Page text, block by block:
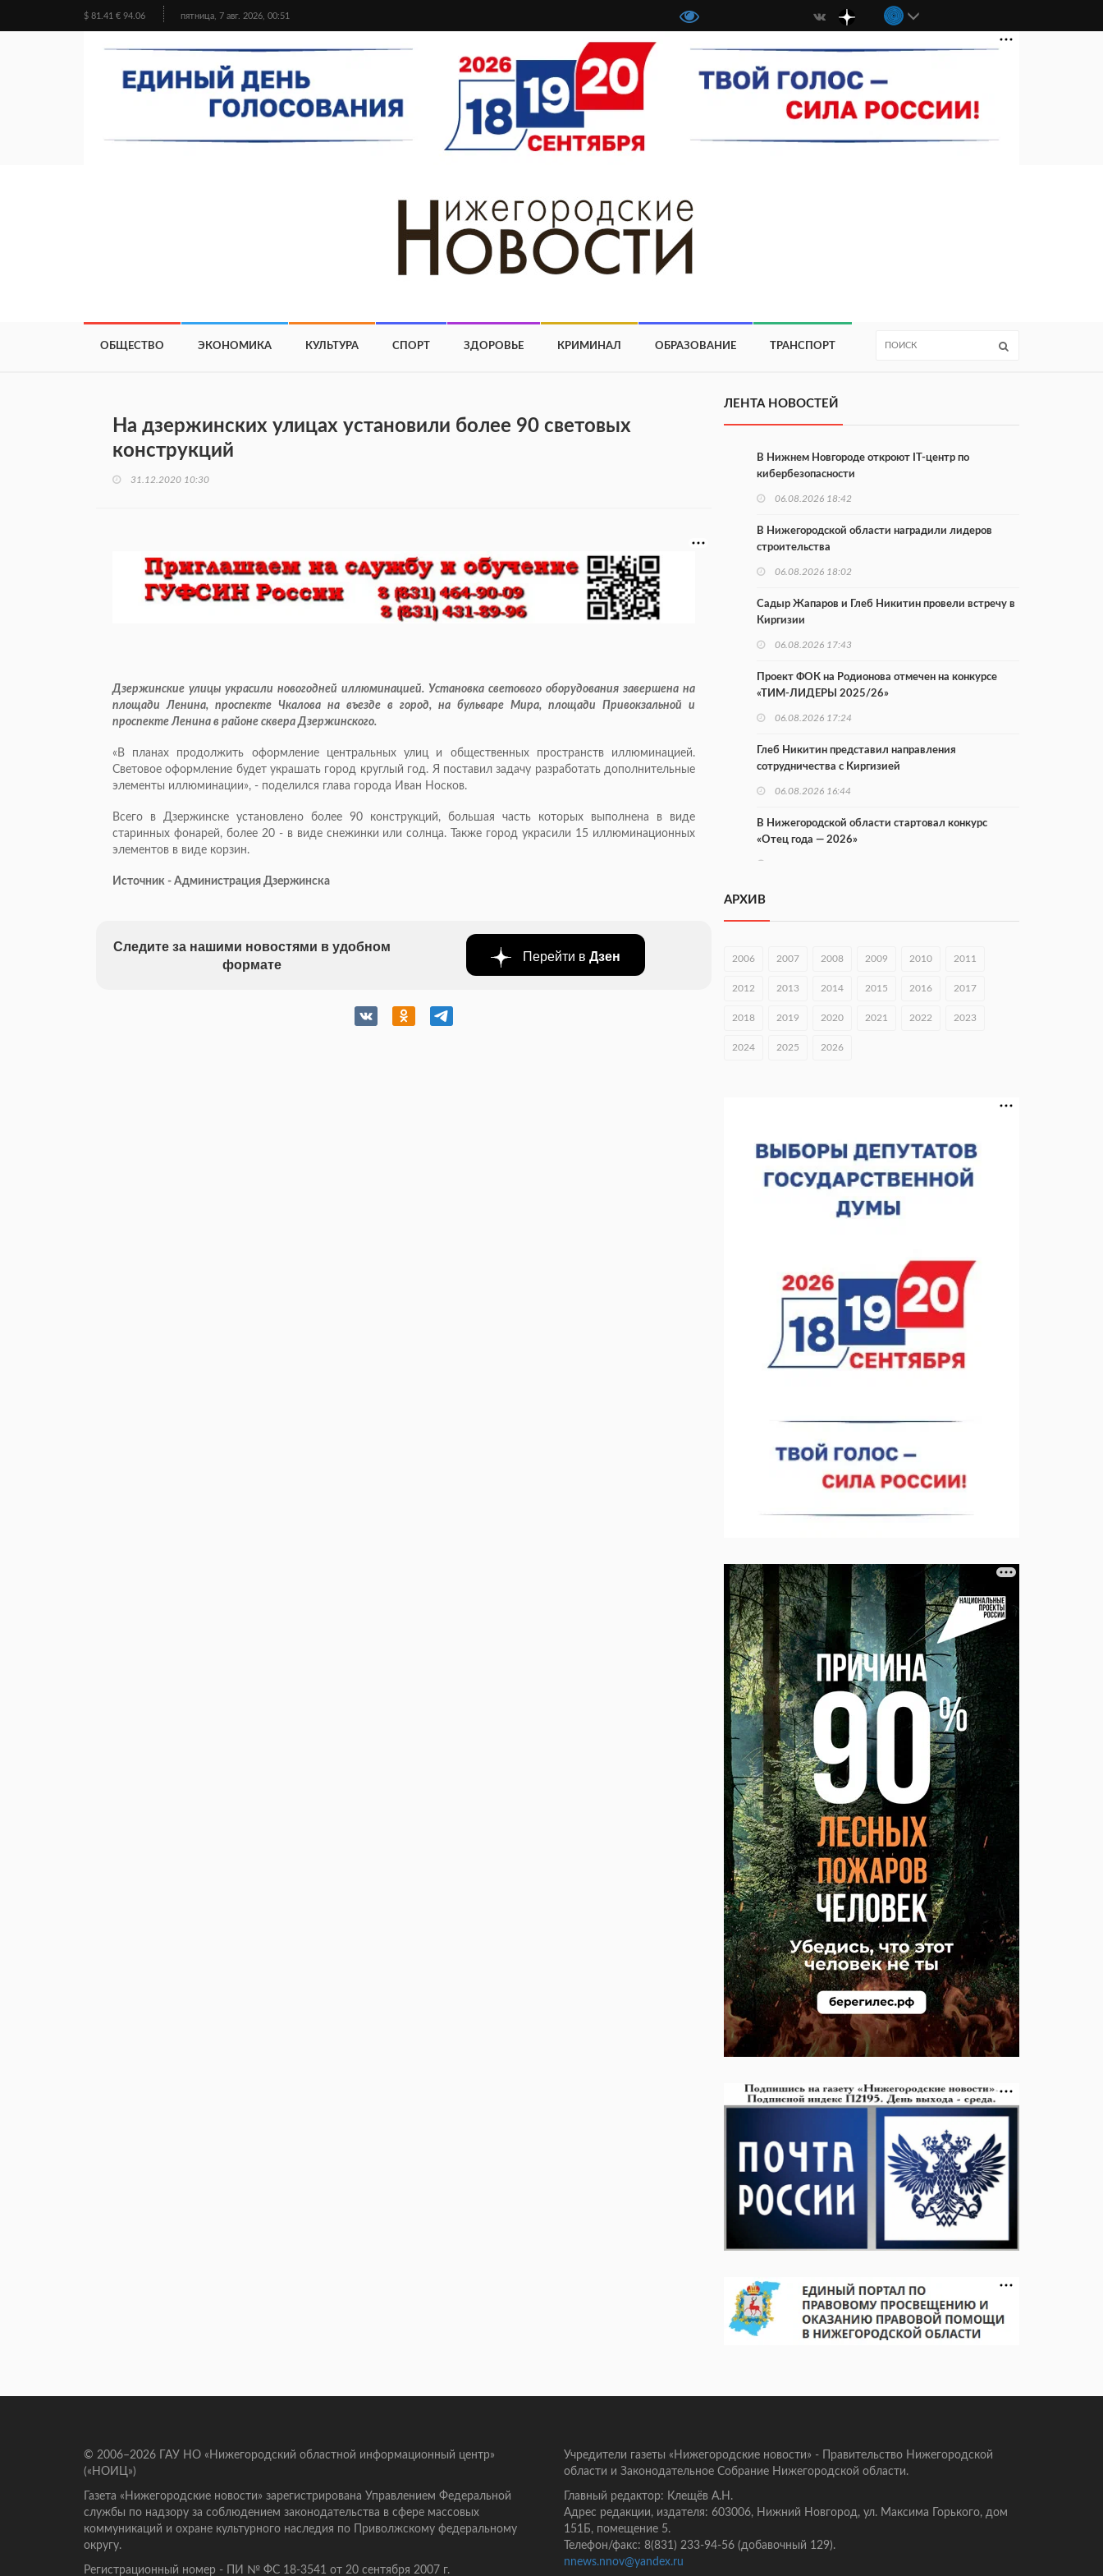
$ 81.41 € 94.06 пятница, 7 авг. 2026, 00:51
ОБЩЕСТВО ЭКОНОМИКА КУЛЬТУРА СПОРТ ЗДОРОВЬЕ КРИМИНАЛ ОБРАЗОВАНИЕ ТРАНСПОРТ
На дзержинских улицах установили более 90 световых
конструкций
31.12.2020 10:30
Дзержинские улицы украсили новогодней иллюминацией. Установка светового оборудования завершена на
площади Ленина, проспекте Чкалова на въезде в город, на бульваре Мира, площади Привокзальной и
проспекте Ленина в районе сквера Дзержинского.
«В планах продолжить оформление центральных улиц и общественных пространств иллюминацией.
Световое оформление будет украшать город круглый год. Я поставил задачу разработать дополнительные
элементы иллюминации», - поделился глава города Иван Носков.
Всего в Дзержинске установлено более 90 конструкций, большая часть которых выполнена в виде
старинных фонарей, более 20 - в виде снежинки или солнца. Также город украсили 15 иллюминационных
элементов в виде корзин.
Источник - Администрация Дзержинска
Следите за нашими новостями в удобном
формате
Перейти в Дзен
ЛЕНТА НОВОСТЕЙ
В Нижнем Новгороде откроют IT-центр по
кибербезопасности
06.08.2026 18:42
В Нижегородской области наградили лидеров
строительства
06.08.2026 18:02
Садыр Жапаров и Глеб Никитин провели встречу в
Киргизии
06.08.2026 17:43
Проект ФОК на Родионова отмечен на конкурсе
«ТИМ-ЛИДЕРЫ 2025/26»
06.08.2026 17:24
Глеб Никитин представил направления
сотрудничества с Киргизией
06.08.2026 16:44
В Нижегородской области стартовал конкурс
«Отец года — 2026»
Городец подписал соглашения с Кара-Кулем и
вырос в 1,9 раза
В Нижнем Новгороде открыли фестиваль «Семья
06.08.2026 15:26
Видели ночь, бежали всю ночь... На
Нижневолжской набережной прошел необычный
06.08.2026 15:05
Нижегородские хирурги выполнили трансоральную
операцию на щитовидной железе
06.08.2026 15:03
АРХИВ
2006 2007 2008 2009 2010 2011
2012 2013 2014 2015 2016 2017
2018 2019 2020 2021 2022 2023
2024 2025 2026
© 2006–2026 ГАУ НО «Нижегородский областной информационный центр»
(«НОИЦ»)
Газета «Нижегородские новости» зарегистрирована Управлением Федеральной
службы по надзору за соблюдением законодательства в сфере массовых
коммуникаций и охране культурного наследия по Приволжскому федеральному
округу.
Регистрационный номер - ПИ № ФС 18-3541 от 20 сентября 2007 г.
Учредители газеты «Нижегородские новости» - Правительство Нижегородской
области и Законодательное Собрание Нижегородской области.
Главный редактор: Клещёв А.Н.
Адрес редакции, издателя: 603006, Нижний Новгород, ул. Максима Горького, дом
151Б, помещение 5.
Телефон/факс: 8(831) 233-94-56 (добавочный 129).
nnews.nnov@yandex.ru